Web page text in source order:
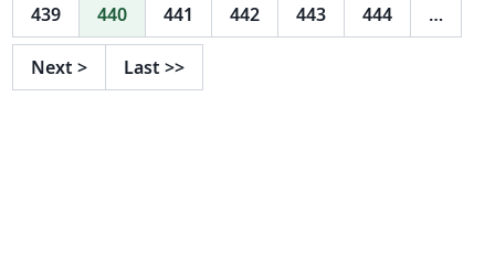
439 440 441 442 443 444 …
Next > Last >>